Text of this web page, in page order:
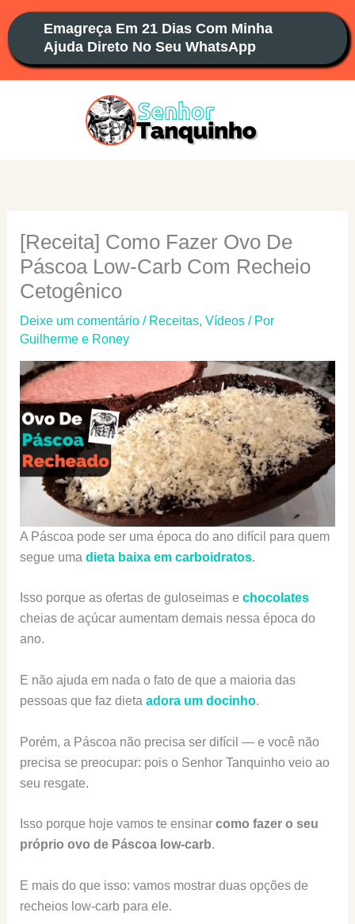
para
conteúdo
Emagreça Em 21 Dias Com Minha
Ajuda Direto No Seu WhatsApp
[Receita] Como Fazer Ovo De
Páscoa Low-Carb Com Recheio
Cetogênico
Deixe um comentário / Receitas, Vídeos/ Por
Guilherme e Roney
A Páscoa pode ser uma época do ano difícil para quem
segue uma dieta baixa em carboidratos.
Isso porque as ofertas de guloseimas e chocolates
cheias de açúcar aumentam demais nessa época do
ano.
E não ajuda em nada o fato de que a maioria das
pessoas que faz dieta adora um docinho.
Porém, a Páscoa não precisa ser difícil — e você não
precisa se preocupar: pois o Senhor Tanquinho veio ao
seu resgate.
Isso porque hoje vamos te ensinar como fazer o seu
próprio ovo de Páscoa low-carb.
E mais do que isso: vamos mostrar duas opções de
recheios low-carb para ele.